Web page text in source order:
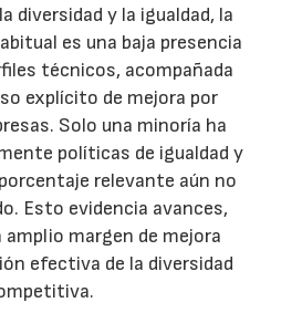
diversidad y la igualdad, la
es una baja presencia
técnicos, acompañada
explícito de mejora por
Solo una minoría ha
políticas de igualdad y
relevante aún no
Esto evidencia avances,
margen de mejora
efectiva de la diversidad